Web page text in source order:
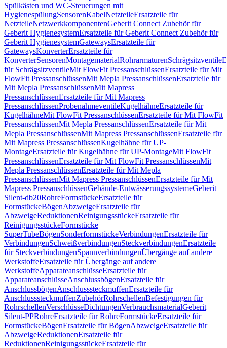
Spülkästen und WC-Steuerungen mit
HygienespülungSensorenKabelNetzteileErsatzteile für
NetzteileNetzwerkkomponentenGeberit Connect Zubehör für
Geberit HygienesystemErsatzteile für Geberit Connect Zubehör für
Geberit HygienesystemGatewaysErsatzteile für
GatewaysKonverterErsatzteile für
KonverterSensorenMontagematerialRohrarmaturenSchrägsitzventile
für SchrägsitzventileMit FlowFit PressanschlüssenErsatzteile für Mit
FlowFit PressanschlüssenMit Mepla PressanschlüssenErsatzteile für
Mit Mepla PressanschlüssenMit Mapress
PressanschlüssenErsatzteile für Mit Mapress
PressanschlüssenProbenahmeventileKugelhähneErsatzteile für
KugelhähneMit FlowFit PressanschlüssenErsatzteile für Mit FlowFit
PressanschlüssenMit Mepla PressanschlüssenErsatzteile für Mit
Mepla PressanschlüssenMit Mapress PressanschlüssenErsatzteile für
Mit Mapress PressanschlüssenKugelhähne für UP-
MontageErsatzteile für Kugelhähne für UP-MontageMit FlowFit
PressanschlüssenErsatzteile für Mit FlowFit PressanschlüssenMit
Mepla PressanschlüssenErsatzteile für Mit Mepla
PressanschlüssenMit Mapress PressanschlüssenErsatzteile für Mit
Mapress PressanschlüssenGebäude-EntwässerungssystemeGeberit
Silent-db20RohreFormstückeErsatzteile für
FormstückeBögenAbzweigeErsatzteile für
AbzweigeReduktionenReinigungsstückeErsatzteile für
ReinigungsstückeFormstücke
SuperTubeBögenSonderformstückeVerbindungenErsatzteile für
VerbindungenSchweißverbindungenSteckverbindungenErsatzteile
für SteckverbindungenSpannverbindungenÜbergänge auf andere
WerkstoffeErsatzteile für Übergänge auf andere
WerkstoffeApparateanschlüsseErsatzteile für
ApparateanschlüsseAnschlussbögenErsatzteile für
AnschlussbögenAnschlusssteckmuffenErsatzteile für
AnschlusssteckmuffenZubehörRohrschellenBefestigungen für
RohrschellenVerschlüsseDichtungenVerbrauchsmaterialGeberit
Silent-PPRohreErsatzteile für RohreFormstückeErsatzteile für
FormstückeBögenErsatzteile für BögenAbzweigeErsatzteile für
AbzweigeReduktionenErsatzteile für
ReduktionenReinigungsstückeErsatzteile für